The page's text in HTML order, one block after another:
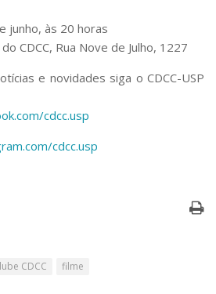
junho, às 20 horas
CDCC, Rua Nove de Julho, 1227
e novidades siga o CDCC-USP
cdcc.usp
cdcc.usp
CDCC filme